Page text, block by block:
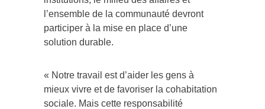
l’ensemble de la communauté devront
participer à la mise en place d’une
solution durable.
« Notre travail est d’aider les gens à
mieux vivre et de favoriser la cohabitation
sociale. Mais cette responsabilité